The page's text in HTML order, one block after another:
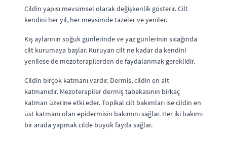
Cildin yapısı mevsimsel olarak değişkenlik gösterir. Cilt
kendini her yıl, her mevsimde tazeler ve yeniler.
Kış aylarının soğuk günlerinde ve yaz günlerinin sıcağında
cilt kurumaya başlar. Kuruyan cilt ne kadar da kendini
yenilese de mezoterapilerden de faydalanmak gereklidir.
Cildin birçok katmanı vardır. Dermis, cildin en alt
katmanıdır. Mezoterapiler dermiş tabakasının birkaç
katman üzerine etki eder. Topikal cilt bakımları ise cildin en
üst katmanı olan epidermisin bakımını sağlar. Her iki bakımı
bir arada yapmak cilde büyük fayda sağlar.